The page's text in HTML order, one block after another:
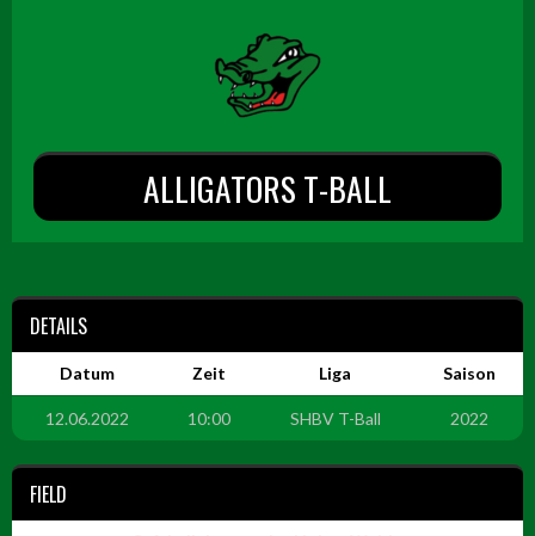
ALLIGATORS T-BALL
DETAILS
Datum Zeit Liga Saison
12.06.2022 10:00 SHBV T-Ball 2022
FIELD